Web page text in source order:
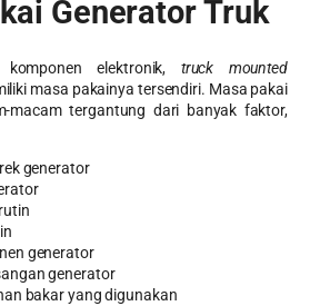
Generator Truk
elektronik, truck mounted
masa pakainya tersendiri. Masa pakai
macam tergantung dari banyak faktor,
generator
generator
generator
bakar yang digunakan